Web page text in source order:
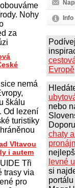
Evropě
nebo
chaty
levné
si
portálu
Nohy
za
nemá
škálu
Od lezení
turistiky
Vltavou
i autem
Tři
trasy via
pro